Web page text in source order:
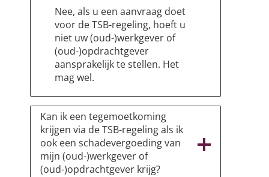
Nee, als u een aanvraag doet
voor de TSB-regeling, hoeft u
niet uw (oud-)werkgever of
(oud-)opdrachtgever
aansprakelijk te stellen. Het
mag wel.
Kan ik een tegemoetkoming
krijgen via de TSB-regeling als ik
ook een schadevergoeding van
mijn (oud-)werkgever of
(oud-)opdrachtgever krijg?